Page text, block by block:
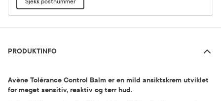
Sjekk postnummer
PRODUKTINFO
Avène Tolérance Control Balm er en mild ansiktskrem utviklet
for meget sensitiv, reaktiv og tørr hud.